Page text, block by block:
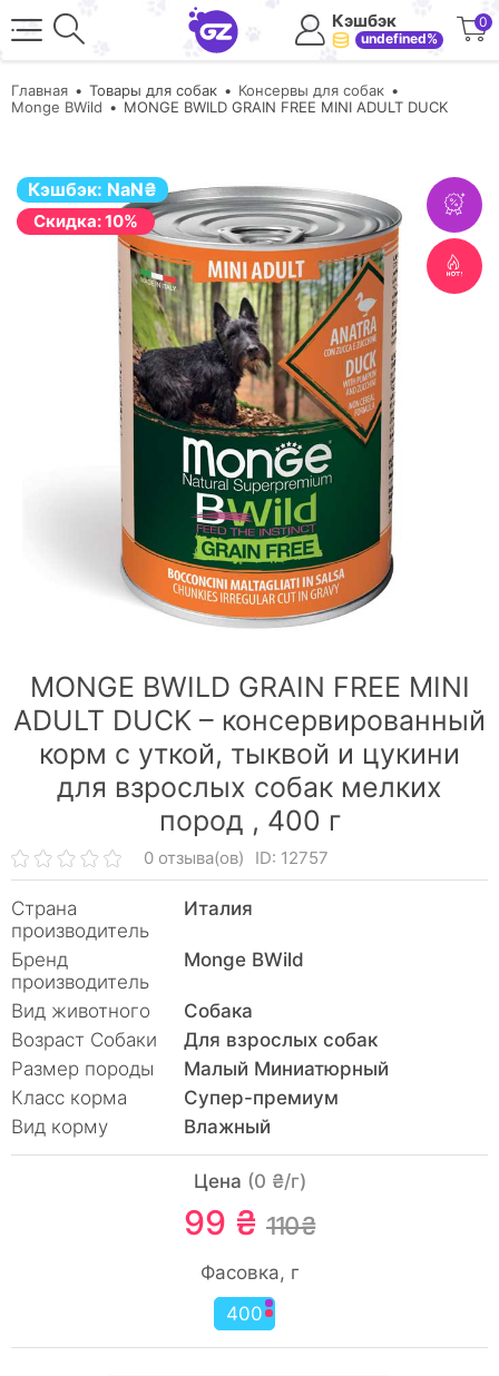
Кэшбэк
undefined%
0
Главная Товары для собак
Консервы для собак
Monge BWild
MONGE BWILD GRAIN FREE MINI ADULT DUCK
Кэшбэк: NaN₴
Cкидка: 10%
MONGE BWILD GRAIN FREE MINI
ADULT DUCK – консервированный
корм с уткой, тыквой и цукини
для взрослых собак мелких
пород , 400 г
0 отзыва(ов) ID: 12757
Страна
производитель
Италия
Бренд
производитель
Monge BWild
Вид животного
Собака
Возраст Собаки
Для взрослых собак
Размер породы
Малый Миниатюрный
Класс корма
Супер-премиум
Вид корму
Влажный
Цена (0 ₴/г)
99 ₴ 110 ₴
Фасовка, г
400